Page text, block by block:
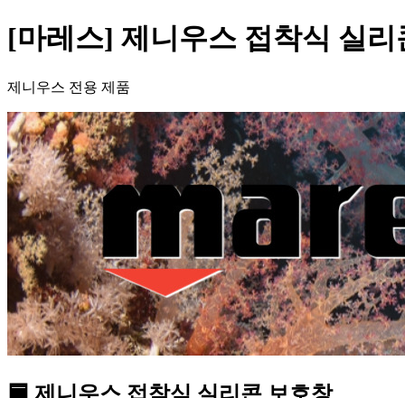
[마레스] 제니우스 접착식 실리
제니우스 전용 제품
🟦 제니우스 접착식 실리콘 보호창